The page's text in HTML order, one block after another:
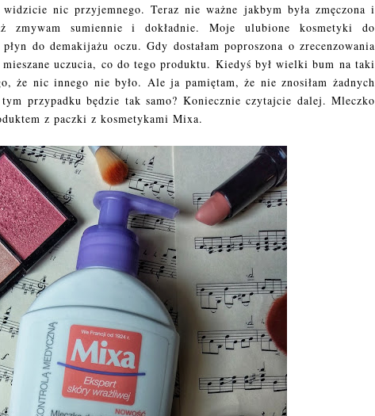
nic przyjemnego. Teraz nie ważne jakbym była zmęczona i
zmywam sumiennie i dokładnie. Moje ulubione kosmetyki do
do demakijażu oczu. Gdy dostałam poproszona o zrecenzowania
uczucia, co do tego produktu. Kiedyś był wielki bum na taki
że nic innego nie było. Ale ja pamiętam, że nie znosiłam żadnych
przypadku będzie tak samo? Koniecznie czytajcie dalej. Mleczko
z paczki z kosmetykami Mixa.